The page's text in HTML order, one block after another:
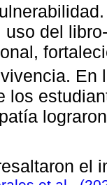
uso del
En
los
el